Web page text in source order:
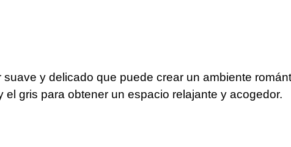
y delicado que puede crear un ambiente
el gris para obtener un espacio relajante y acogedor.